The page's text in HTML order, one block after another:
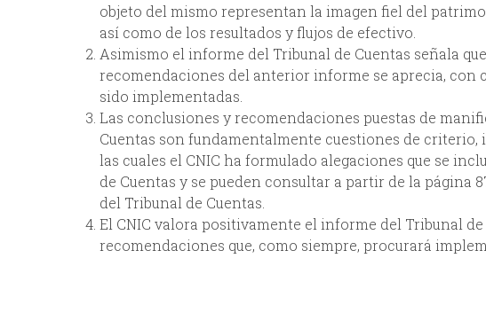
objeto del mismo representan la imagen fiel del
así como de los resultados y flujos de efectivo.
Asimismo el informe del Tribunal de Cuentas señala
recomendaciones del anterior informe se aprecia, con
sido implementadas.
Las conclusiones y recomendaciones puestas de
Cuentas son fundamentalmente cuestiones de
las cuales el CNIC ha formulado alegaciones que se
de Cuentas y se pueden consultar a partir de la página
del Tribunal de Cuentas.
El CNIC valora positivamente el informe del Tribunal
recomendaciones que, como siempre, procurará